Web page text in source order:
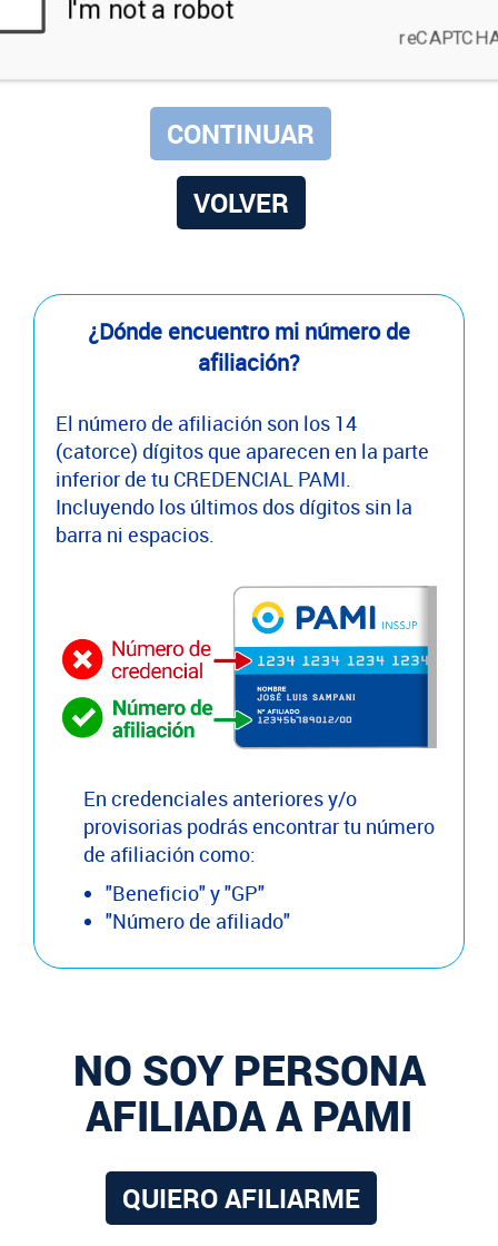
VOLVER
¿Dónde encuentro mi número de
afiliación?
El número de afiliación son los 14
(catorce) dígitos que aparecen en la parte
inferior de tu CREDENCIAL PAMI.
Incluyendo los últimos dos dígitos sin la
barra ni espacios.
En credenciales anteriores y/o
provisorias podrás encontrar tu número
de afiliación como:
"Beneficio" y "GP"
"Número de afiliado"
NO SOY PERSONA
AFILIADA A PAMI
QUIERO AFILIARME